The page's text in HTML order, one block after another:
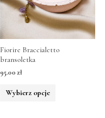
Fiorire Braccialetto
bransoletka
95.00 zł
Wybierz opcje